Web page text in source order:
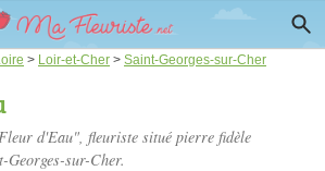
> Loir-et-Cher > Saint-Georges-sur-Cher
d'Eau", fleuriste situé pierre fidèle
Georges-sur-Cher.